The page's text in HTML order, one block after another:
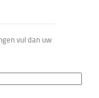
vul dan uw